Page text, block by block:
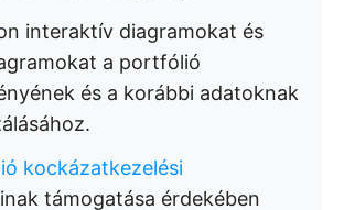
interaktív diagramokat és
a portfólió
és a korábbi adatoknak
kockázatkezelési
támogatása érdekében